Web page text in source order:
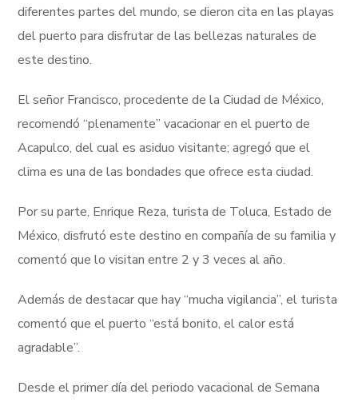
diferentes partes del mundo, se dieron cita en las playas
del puerto para disfrutar de las bellezas naturales de
este destino.
El señor Francisco, procedente de la Ciudad de México,
recomendó “plenamente” vacacionar en el puerto de
Acapulco, del cual es asiduo visitante; agregó que el
clima es una de las bondades que ofrece esta ciudad.
Por su parte, Enrique Reza, turista de Toluca, Estado de
México, disfrutó este destino en compañía de su familia y
comentó que lo visitan entre 2 y 3 veces al año.
Además de destacar que hay “mucha vigilancia”, el turista
comentó que el puerto “está bonito, el calor está
agradable”.
Desde el primer día del periodo vacacional de Semana